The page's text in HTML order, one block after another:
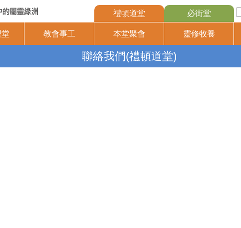
禮頓道堂 必街堂
教會事工 本堂聚會 靈修牧養
聯絡我們(禮頓道堂)